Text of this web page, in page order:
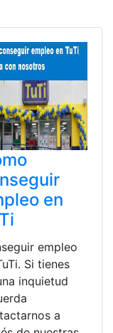
en
empleo
Si tienes
inquietud
a